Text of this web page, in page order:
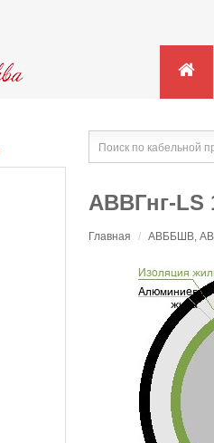
АВВГнг-LS
Главная / АВББШВ,